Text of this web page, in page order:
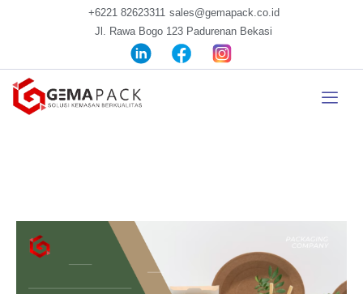
+6221 82623311 sales@gemapack.co.id
Jl. Rawa Bogo 123 Padurenan Bekasi